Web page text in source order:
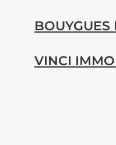
VINCI